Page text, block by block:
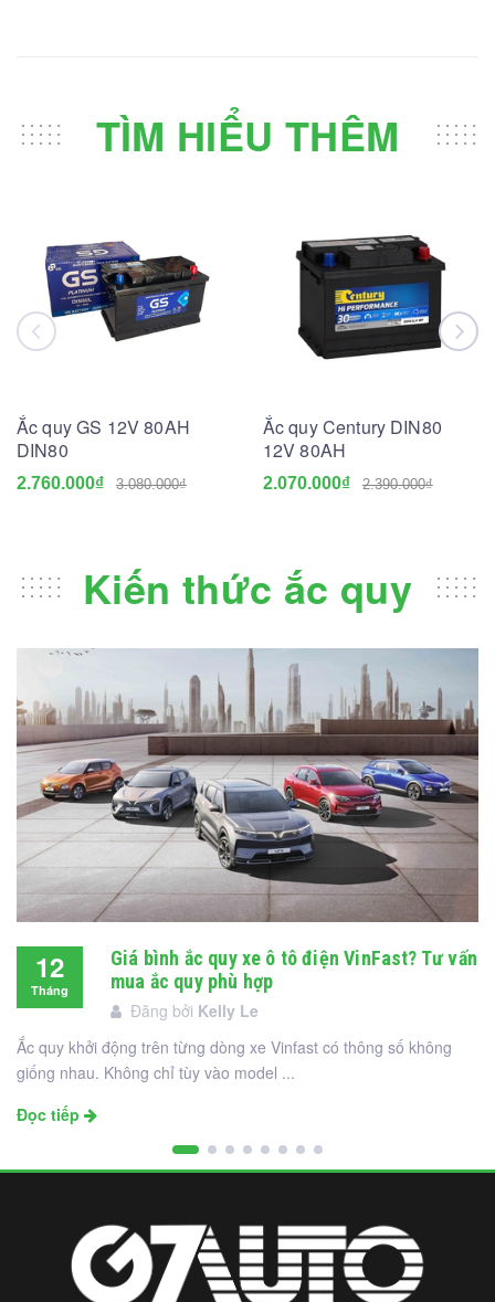
TÌM HIỂU THÊM
Ắc quy GS 12V 80AH
DIN80
2.760.000₫ 3.080.000₫
Ắc quy Century DIN80
12V 80AH
2.070.000₫ 2.390.000₫
Kiến thức ắc quy
12
Tháng
Giá bình ắc quy xe ô tô điện VinFast? Tư vấn
mua ắc quy phù hợp
Đăng bởi Kelly Le
Ắc quy khởi động trên từng dòng xe Vinfast có thông số không
giống nhau. Không chỉ tùy vào model ...
Đọc tiếp